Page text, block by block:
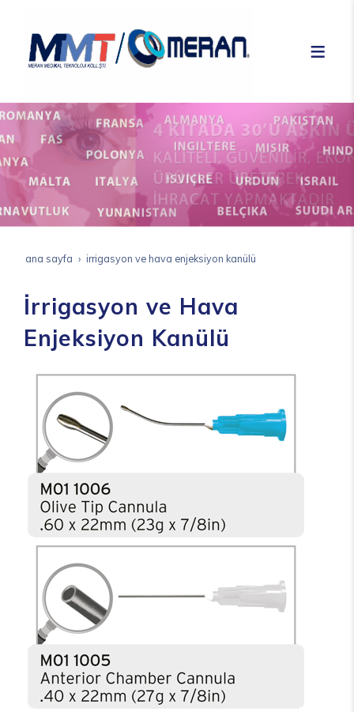
ana sayfa i̇rrigasyon ve hava enjeksiyon kanülü
İrrigasyon ve Hava
Enjeksiyon Kanülü